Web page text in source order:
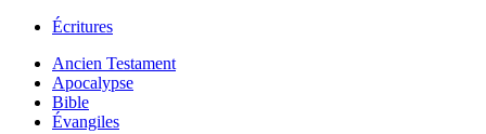
Écritures
Ancien Testament
Apocalypse
Bible
Évangiles